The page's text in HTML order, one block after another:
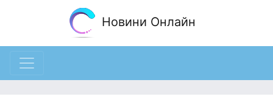
Новини Онлайн